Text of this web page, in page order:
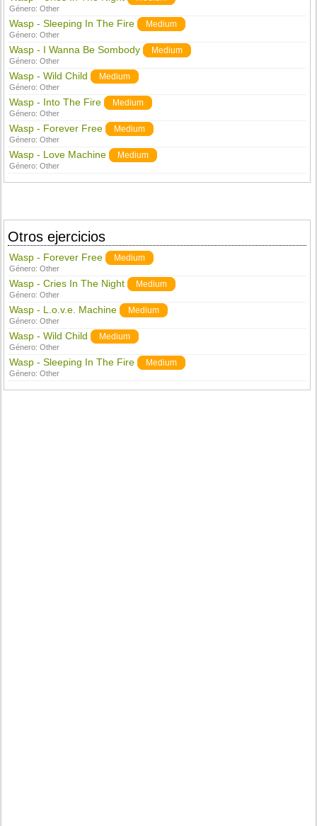
Género:Other
Wasp - Sleeping In The Fire Medium
Género:Other
Wasp - I Wanna Be Sombody Medium
Género:Other
Wasp - Wild Child Medium
Género:Other
Wasp - Into The Fire Medium
Género:Other
Wasp - Forever Free Medium
Género:Other
Wasp - Love Machine Medium
Género:Other
Otros ejercicios
Wasp - Forever Free Medium
Género:Other
Wasp - Cries In The Night Medium
Género:Other
Wasp - L.o.v.e. Machine Medium
Género:Other
Wasp - Wild Child Medium
Género:Other
Wasp - Sleeping In The Fire Medium
Género:Other